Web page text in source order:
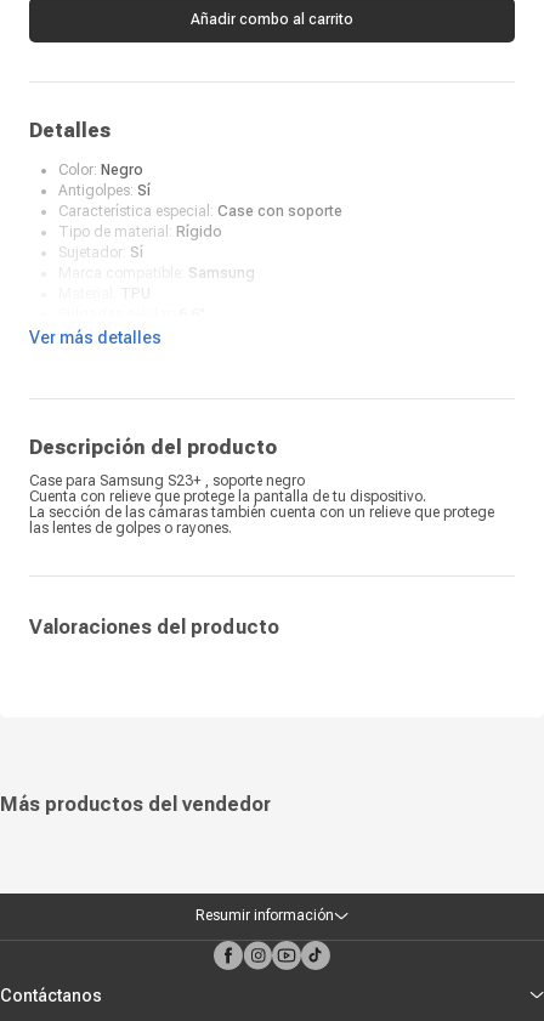
Añadir combo al carrito
Detalles
Color: Negro
Antigolpes: Sí
Característica especial: Case con soporte
Tipo de material: Rígido
Sujetador: Sí
Samsung
¿Qué incluye en la caja?:
Ver más detalles
Descripción del producto
Case para Samsung S23+ , soporte negro
Cuenta con relieve que protege la pantalla de tu dispositivo.
La sección de las cámaras también cuenta con un relieve que protege
las lentes de golpes o rayones.
Valoraciones del producto
Más productos del vendedor
Resumir información
Contáctanos